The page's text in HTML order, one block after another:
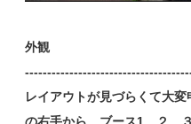
外観
レイアウトが見づらくて大
の右手から、ブース1、２、